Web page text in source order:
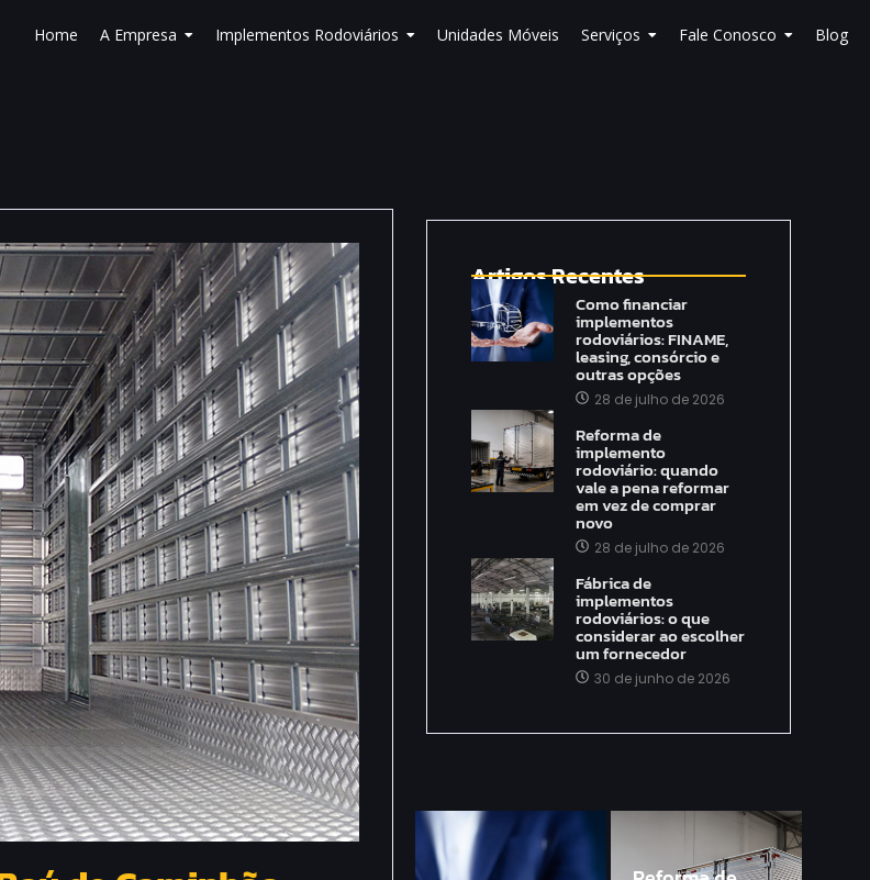
Home A Empresa Implementos Rodoviários Unidades Móveis Serviços Fale Conosco Blog
Artigos Recentes
Como financiar
implementos
rodoviários: FINAME,
leasing, consórcio e
outras opções
28 de julho de 2026
Reforma de
implemento
rodoviário: quando
vale a pena reformar
em vez de comprar
novo
28 de julho de 2026
Fábrica de
implementos
rodoviários: o que
considerar ao escolher
um fornecedor
30 de junho de 2026